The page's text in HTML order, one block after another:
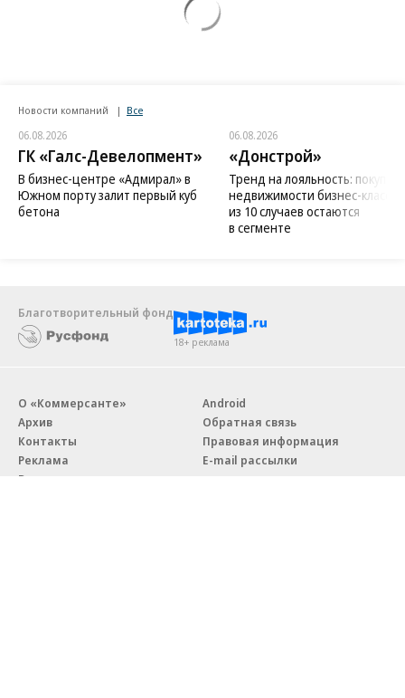
Новости компаний Все
06.08.2026
ГК «Галс-Девелопмент»
В бизнес-центре «Адмирал» в
Южном порту залит первый куб
бетона
06.08.2026
«Донстрой»
Тренд на лояльность:
недвижимости бизнес-класса
из 10 случаев остаются
в сегменте
Благотворительный фонд
18+ реклама
О «Коммерсанте»
Архив
Контакты
Реклама
Вакансии
Android
Обратная связь
Правовая информация
E-mail рассылки